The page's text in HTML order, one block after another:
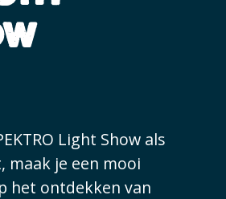
Light Show als
maak je een mooi
het ontdekken van